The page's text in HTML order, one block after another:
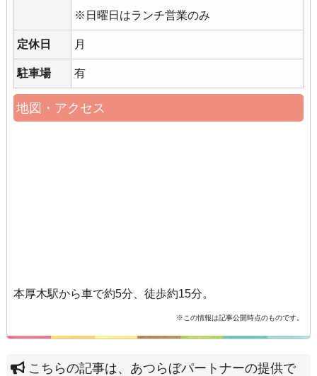
※日曜日はランチ営業のみ
定休日 月
駐車場 有
地図・アクセス
本厚木駅から車で約5分、徒歩約15分。
※この情報は記事公開時点のものです。
こちらの記事は、あつらぼパートナーの提供で